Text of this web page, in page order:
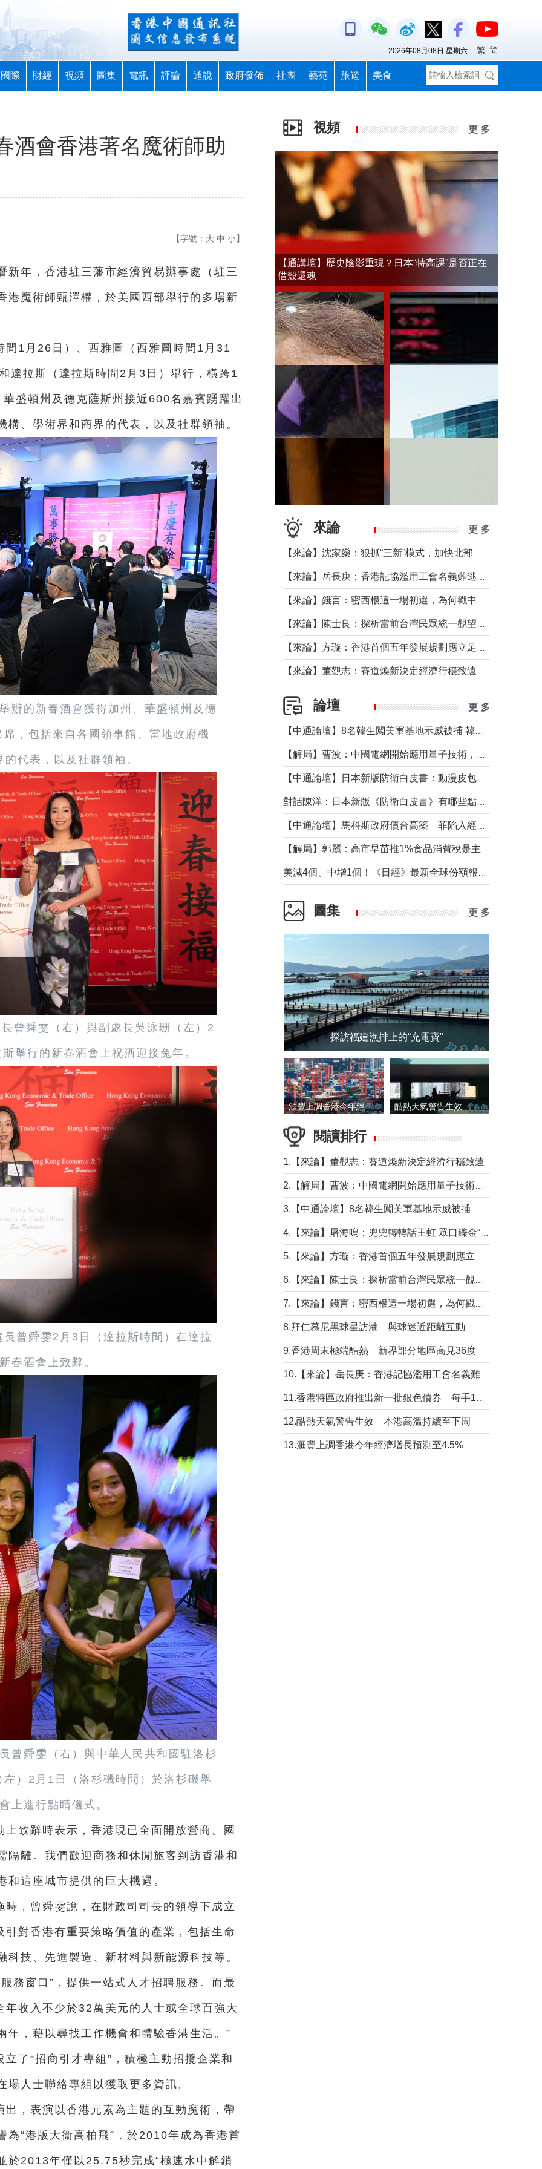
國際 財經 視頻 圖集 電訊 評論 通說 政府發佈 社團 藝苑 旅遊 美食
2026年08月08日 星期六 繁 简
酒會香港著名魔術師助
【字號： 大 中 小】
年，香港駐三藩市經濟貿易辦事處（駐三
港魔術師甄澤權，於美國西部舉行的多場新
間1月26日）、西雅圖（西雅圖時間1月31
達拉斯（達拉斯時間2月3日）舉行，橫跨1
盛頓州及德克薩斯州接近600名嘉賓踴躍出
、學術界和商界的代表，以及社群領袖。
辦的新春酒會獲得加州、華盛頓州及德
，包括來自各國領事館、當地政府機
代表，以及社群領袖。
曾舜雯（右）與副處長吳泳珊（左）2
舉行的新春酒會上祝酒迎接兔年。
曾舜雯2月3日（達拉斯時間）在達拉
春酒會上致辭。
曾舜雯（右）與中華人民共和國駐洛杉
）2月1日（洛杉磯時間）於洛杉磯舉
上進行點睛儀式。
致辭時表示，香港現已全面開放營商。國
隔離。我們歡迎商務和休閒旅客到訪香港和
這座城市提供的巨大機遇。
，曾舜雯說，在財政司司長的領導下成立
引對香港有重要策略價值的產業，包括生命
技、先進製造、新材料與新能源科技等。
務窗口”，提供一站式人才招聘服務。而最
年收入不少於32萬美元的人士或全球百強大
年，藉以尋找工作機會和體驗香港生活。”
了“招商引才專組”，積極主動招攬企業和
人士聯絡專組以獲取更多資訊。
，表演以香港元素為主題的互動魔術，帶
為“港版大衞高柏飛”，於2010年成為香港首
於2013年僅以25.75秒完成“極速水中解鎖
視頻 更 多
【通講壇】歷史陰影重現？日本“特高課”是否正在
借殼還魂
來論 更 多
【來論】董觀志：賽道煥新決定經濟行穩致遠
論壇 更 多
圖集 更 多
探訪福建漁排上的“充電寶”
滙豐上調香港今年經濟增長預測至4.5% 酷熱天氣警告生效 本港高溫持續至下周
閱讀排行
1.【來論】董觀志：賽道煥新決定經濟行穩致遠
8.拜仁慕尼黑球星訪港 與球迷近距離互動
9.香港周末極端酷熱 新界部分地區高見36度
12.酷熱天氣警告生效 本港高溫持續至下周
13.滙豐上調香港今年經濟增長預測至4.5%